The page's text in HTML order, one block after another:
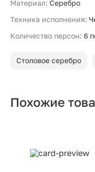
Материал: Серебро
Техника исполнения:
Количество персон: 6
Столовое серебро
Похожие